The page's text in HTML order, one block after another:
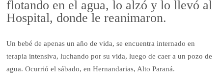
flotando en el agua, lo alzó y lo llevó al
Hospital, donde le reanimaron.
Un bebé de apenas un año de vida, se encuentra internado en
terapia intensiva, luchando por su vida, luego de caer a un pozo de
agua. Ocurrió el sábado, en Hernandarias, Alto Paraná.